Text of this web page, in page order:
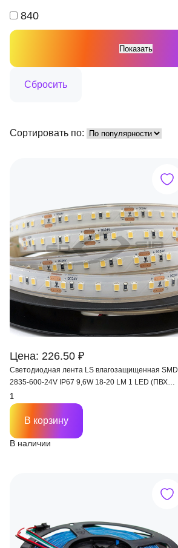
840
Сортировать по:
Цена: 226.50 ₽
Светодиодная лента LS влагозащищенная SMD
2835-600-24V IP67 9,6W 18-20 LM 1 LED (ПВХ
трубка)
В наличии
В корзину